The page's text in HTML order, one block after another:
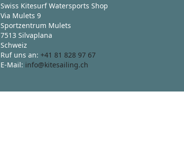
Swiss Kitesurf Watersports Shop
Via Mulets 9
Sportzentrum Mulets
7513 Silvaplana
Schweiz
Ruf uns an: +41 81 828 97 67
E-Mail: info@kitesailing.ch